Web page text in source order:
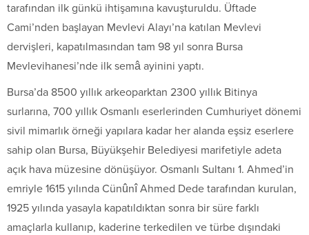
tarafından ilk günkü ihtişamına kavuşturuldu. Üftade
Cami’nden başlayan Mevlevi Alayı’na katılan Mevlevi
dervişleri, kapatılmasından tam 98 yıl sonra Bursa
Mevlevihanesi’nde ilk semâ ayinini yaptı.
Bursa’da 8500 yıllık arkeoparktan 2300 yıllık Bitinya
surlarına, 700 yıllık Osmanlı eserlerinden Cumhuriyet dönemi
sivil mimarlık örneği yapılara kadar her alanda eşsiz eserlere
sahip olan Bursa, Büyükşehir Belediyesi marifetiyle adeta
açık hava müzesine dönüşüyor. Osmanlı Sultanı 1. Ahmed’in
emriyle 1615 yılında Cünûnî Ahmed Dede tarafından kurulan,
1925 yılında yasayla kapatıldıktan sonra bir süre farklı
amaçlarla kullanıp, kaderine terkedilen ve türbe dışındaki